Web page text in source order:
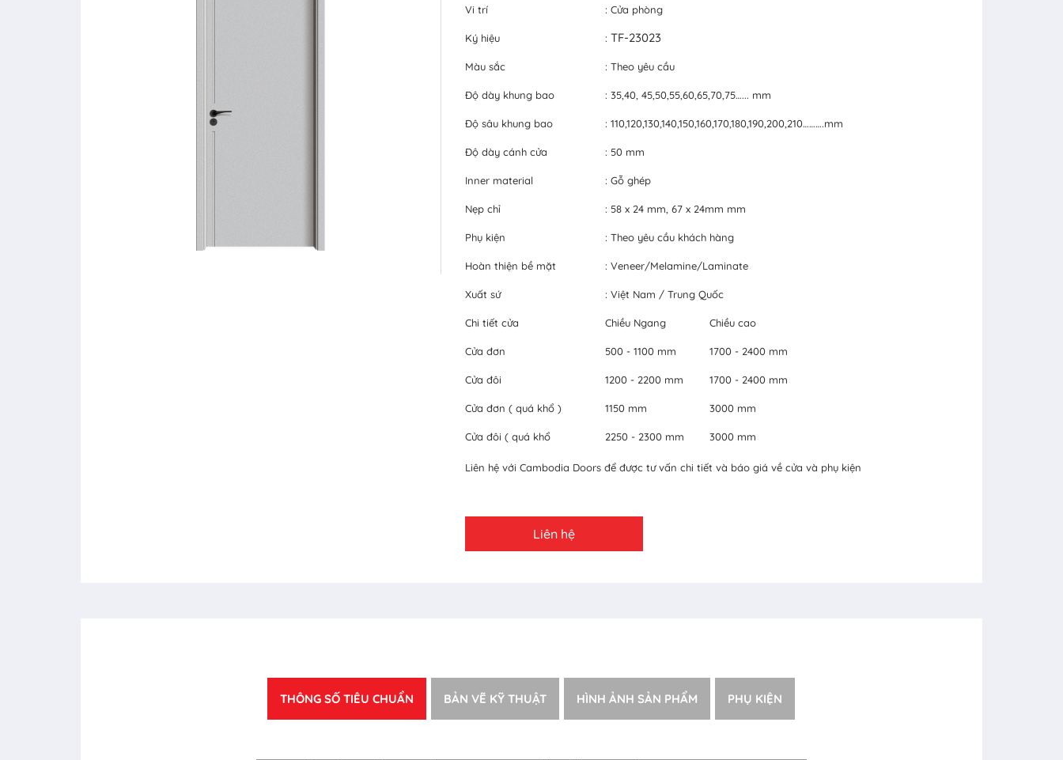
Vi trí : Cửa phòng
Ký hiệu : TF-23023
Màu sắc : Theo yêu cầu
Độ dày khung bao : 35,40, 45,50,55,60,65,70,75…... mm
Độ sâu khung bao : 110,120,130,140,150,160,170,180,190,200,210……….mm
Độ dày cánh cửa : 50 mm
Inner material : Gỗ ghép
Nẹp chỉ : 58 x 24 mm, 67 x 24mm mm
Phụ kiện : Theo yêu cầu khách hàng
Hoàn thiện bề mặt : Veneer/Melamine/Laminate
Xuất sứ : Việt Nam / Trung Quốc
Chi tiết cửa Chiều Ngang Chiều cao
Cửa đơn 500 - 1100 mm 1700 - 2400 mm
Cửa đôi 1200 - 2200 mm 1700 - 2400 mm
Cửa đơn ( quá khổ ) 1150 mm 3000 mm
Cửa đôi ( quá khổ 2250 - 2300 mm 3000 mm
Liên hệ với Cambodia Doors để được tư vấn chi tiết và báo giá về cửa và phụ kiện
Liên hệ
THÔNG SỐ TIÊU CHUẨN BẢN VẼ KỸ THUẬT HÌNH ẢNH SẢN PHẨM PHỤ KIỆN